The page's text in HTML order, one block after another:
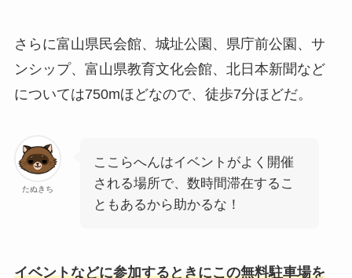
さらに富山県民会館、城址公園、県庁前公園、サ
ンシップ、富山県教育文化会館、北日本新聞など
については750mほどなので、徒歩7分ほどだ。
たぬきち
ここらへんはイベントがよく開催
される場所で、数時間滞在するこ
ともあるから助かるな！
イベントなどに参加するときにこの無料駐車場を